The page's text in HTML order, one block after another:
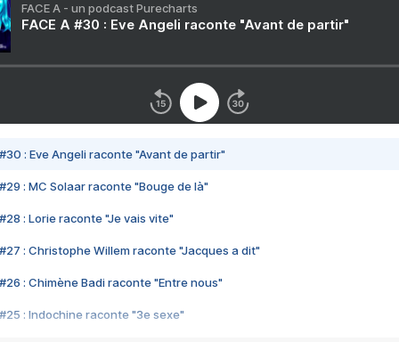
FACE A - un podcast Purecharts
FACE A #30 : Eve Angeli raconte "Avant de partir"
#30 : Eve Angeli raconte "Avant de partir"
#29 : MC Solaar raconte "Bouge de là"
#28 : Lorie raconte "Je vais vite"
#27 : Christophe Willem raconte "Jacques a dit"
#26 : Chimène Badi raconte "Entre nous"
#25 : Indochine raconte "3e sexe"